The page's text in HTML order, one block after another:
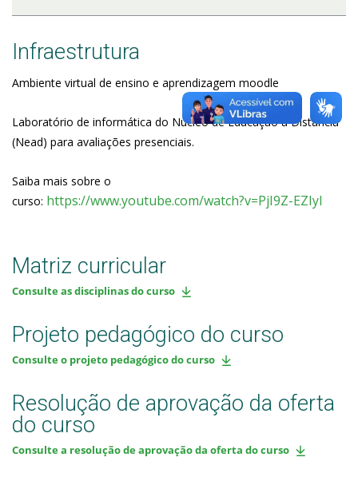
Infraestrutura
Ambiente virtual de ensino e aprendizagem moodle
Laboratório de informática do Núcleo de Educação a Distância
(Nead) para avaliações presenciais.
Saiba mais sobre o
curso: https://www.youtube.com/watch?v=PjI9Z-EZIyI
Matriz curricular
Consulte as disciplinas do curso
Projeto pedagógico do curso
Consulte o projeto pedagógico do curso
Resolução de aprovação da oferta
do curso
Consulte a resolução de aprovação da oferta do curso